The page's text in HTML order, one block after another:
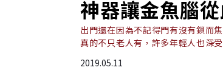
神器讓金魚腦
出門還在因為不記得門有沒有鎖而
真的不只老人有，許多年輕人也深
2019.05.11